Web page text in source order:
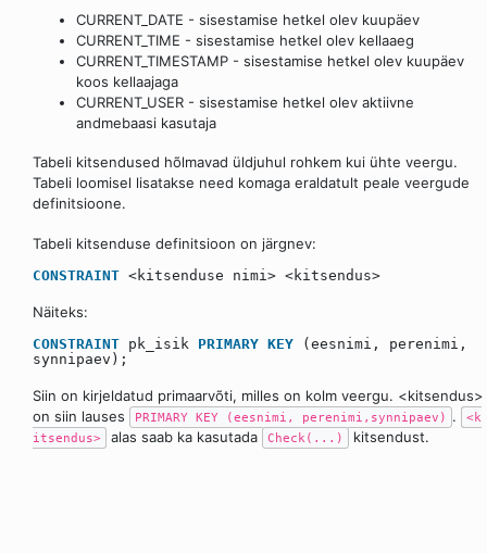
CURRENT_DATE - sisestamise hetkel olev kuupäev
CURRENT_TIME - sisestamise hetkel olev kellaaeg
CURRENT_TIMESTAMP - sisestamise hetkel olev kuupäev
koos kellaajaga
CURRENT_USER - sisestamise hetkel olev aktiivne
andmebaasi kasutaja
Tabeli kitsendused hõlmavad üldjuhul rohkem kui ühte veergu.
Tabeli loomisel lisatakse need komaga eraldatult peale veergude
definitsioone.
Tabeli kitsenduse definitsioon on järgnev:
CONSTRAINT <kitsenduse nimi> <kitsendus>
Näiteks:
CONSTRAINT pk_isik PRIMARY KEY
(eesnimi, perenimi,
synnipaev);
Siin on kirjeldatud primaarvõti, milles on kolm veergu. <kitsendus>
on siin lauses
PRIMARY KEY (eesnimi, perenimi,synnipaev) .
<k
itsendus>
alas saab ka kasutada Check(...) kitsendust.